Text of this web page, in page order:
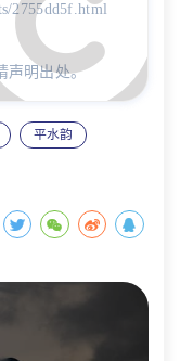
2755dd5f.html
声明出处。
平水韵